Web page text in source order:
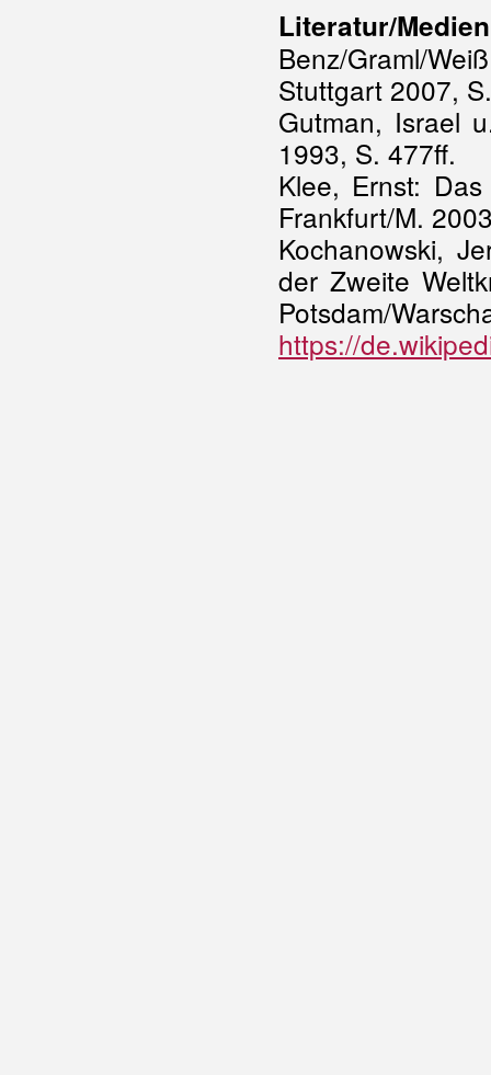
Literatur/Medien
Benz/Graml/
Stuttgart 2007,
Gutman, Israel
1993, S. 477ff.
Klee, Ernst:
Frankfurt/M.
Kochanowski,
der Zweite
Potsdam/
https://